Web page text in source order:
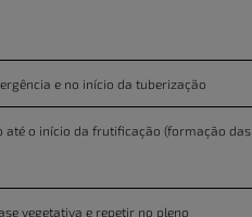
e no início da tuberização
até o início da frutificação (formação das
vegetativa e repetir no pleno